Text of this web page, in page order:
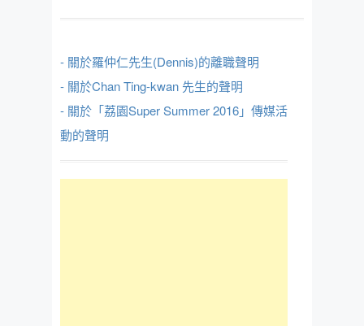
- 關於羅仲仁先生(Dennis)的離職聲明
- 關於Chan Ting-kwan 先生的聲明
- 關於「荔園Super Summer 2016」傳媒活
動的聲明